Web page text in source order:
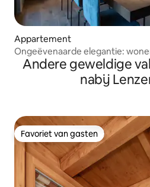
Appartement
Ongeëvenaarde elegantie:
Laax!
Andere geweldige
nabij
Favoriet van gasten
Favoriet van gasten